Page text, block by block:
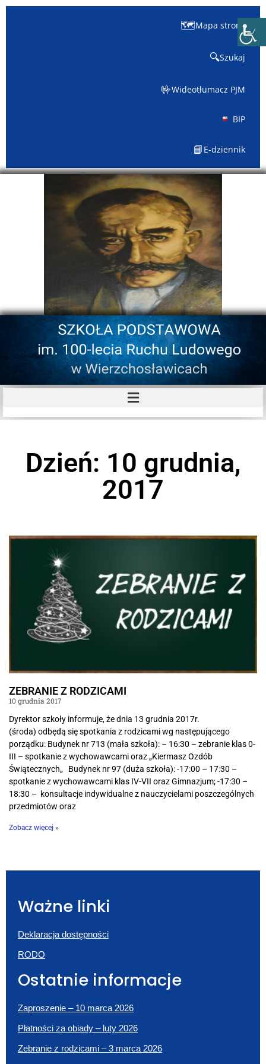
🗺️Mapa strony
🔍Szukaj
🤟Wideotłumacz PJM
BIP
📘 E-dziennik
Dzień: 10 grudnia,
2017
ZEBRANIE Z RODZICAMI
10 grudnia 2017
Dyrektor szkoły informuje, że dnia 13 grudnia 2017r.
(środa) odbędą się spotkania z rodzicami wg następującego
porządku: Budynek nr 713 (mała szkoła): – 16:30 – zebranie klas 0-
III – spotkanie z wychowawcami oraz „Kiermasz Ozdób
Świątecznych„ Budynek nr 97 (duża szkoła): -17:00 – 17:30 –
spotkanie z wychowawcami klas IV-VII oraz Gimnazjum; -17:30 –
18:30 – konsultacje indywidualne z nauczycielami poszczególnych
przedmiotów oraz
Zobacz więcej »
Ważne linki
Deklaracja dostępności
RODO
Ostatnie informacje
Zaproszenie – 10 marca 2026
Płatności za obiady – luty 2026
Zebranie z rodzicami – 3 marca 2026